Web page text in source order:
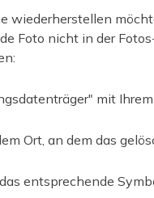
wiederherstellen
Foto nicht in der
mit Ihrem
Ort, an dem das
entsprechende